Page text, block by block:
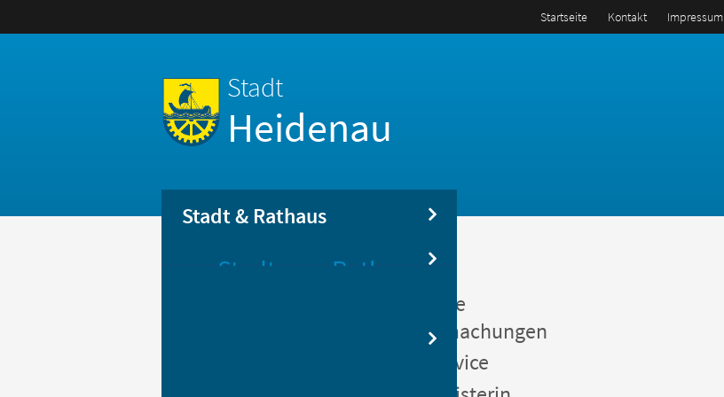
Startseite Kontakt Impressum
Stadt
Heidenau
Stadt & Rathaus
Stadt Rathaus
Öffentliche
Bekanntmachungen
Bürgerservice